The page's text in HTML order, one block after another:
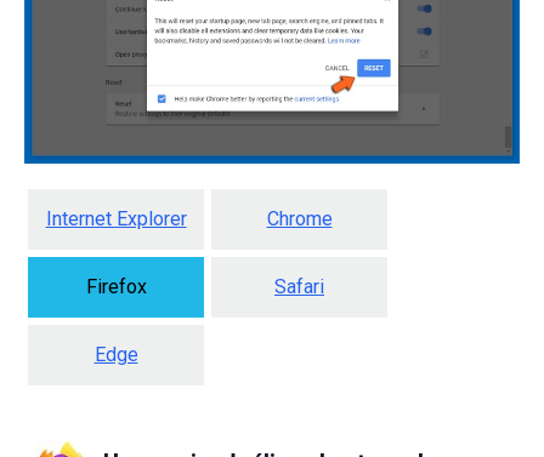
Internet Explorer Chrome
Firefox Safari
Edge